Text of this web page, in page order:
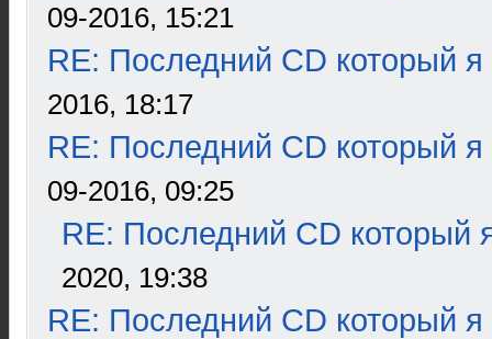
09-2016, 15:21
RE: Последний CD который я
2016, 18:17
RE: Последний CD который я
09-2016, 09:25
RE: Последний CD который
2020, 19:38
RE: Последний CD который я